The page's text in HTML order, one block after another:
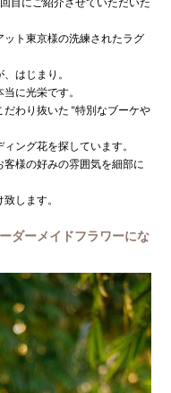
ト東京様の洗練されたラグ
はじまり。
に光栄です。
わり抜いた “特別なブーケや
ング花を探しています。
様の好みの雰囲気を細部に
します。
ダーメイドフラワーにな